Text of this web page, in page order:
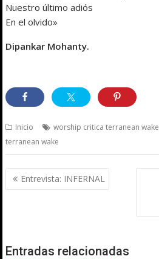
Nuestro último adiós
En el olvido»
Dipankar Mohanty.
Inicio worship critica terranean wake
terranean wake
Navegación
de
Entrevista: INFERNAL
Entradas relacionadas